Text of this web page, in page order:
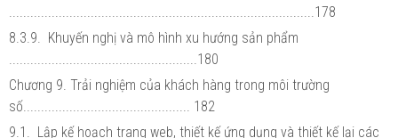
......................................................................................178
8.3.9. Khuyến nghị và mô hình xu hướng sản phẩm
.....................................................180
Chương 9. Trải nghiệm của khách hàng trong môi trường
số............................................... 182
9.1. Lập kế hoạch trang web, thiết kế ứng dụng và thiết kế lại các